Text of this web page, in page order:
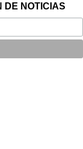
DE NOTICIAS